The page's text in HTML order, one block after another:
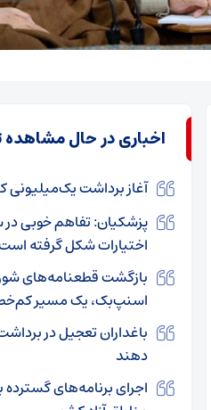
اخباری در حال
آغاز برداشت یک‌میلیونی
پزشکیان: تفاهم خوبی
اختیارات شکل گرفته
بازگشت قطعنامه‌های
اسنپ‌بک، یک مسیر
باغداران تعجیل در
دهند
اجرای برنامه‌های